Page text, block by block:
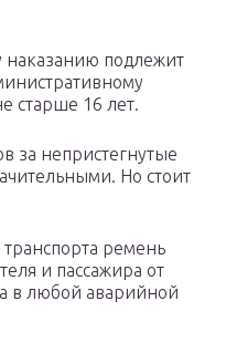
наказанию подлежит
старше 16 лет.
за непристегнутые
Но стоит
ремень
и пассажира от
в любой аварийной